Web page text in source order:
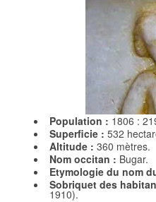
Population : 1806 :
Superficie : 532
Altitude : 360 mètres.
Nom occitan : Bugar.
Etymologie du nom
Sobriquet des
1910).